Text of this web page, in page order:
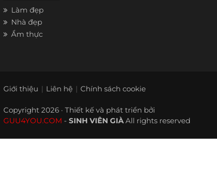
Làm đẹp
Nhà đẹp
Ẩm thực
Giới thiệu Liên hệ Chính sách cookie
Copyright 2026 · Thiết kế và phát triển bởi
GUU4YOU.COM - SINH VIÊN GIÀAll rights reserved